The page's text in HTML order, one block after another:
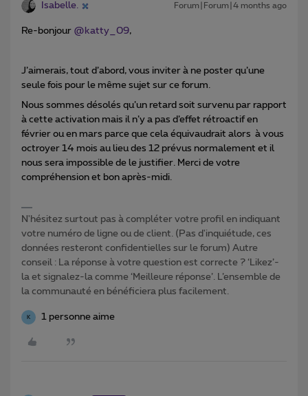
Isabelle. Forum|Forum|4 months ago
Re-bonjour ​ @katty_09,
J’aimerais, tout d’abord, vous inviter à ne poster qu’une
seule fois pour le même sujet sur ce forum.
Nous sommes désolés qu’un retard soit survenu par rapport
à cette activation mais il n’y a pas d’effet rétroactif en
février ou en mars parce que cela équivaudrait alors à vous
octroyer 14 mois au lieu des 12 prévus normalement et il
nous sera impossible de le justifier. Merci de votre
compréhension et bon après-midi.
N'hésitez surtout pas à compléter votre profil en indiquant
votre numéro de ligne ou de client. (Pas d'inquiétude, ces
données resteront confidentielles sur le forum) Autre
conseil : La réponse à votre question est correcte ? ‘Likez’-
la et signalez-la comme ‘Meilleure réponse’. L’ensemble de
la communauté en bénéficiera plus facilement.
K 1 personne aime